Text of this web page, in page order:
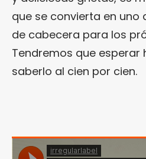
que se convierta en uno
de cabecera para los
Tendremos que esperar
saberlo al cien por cien.